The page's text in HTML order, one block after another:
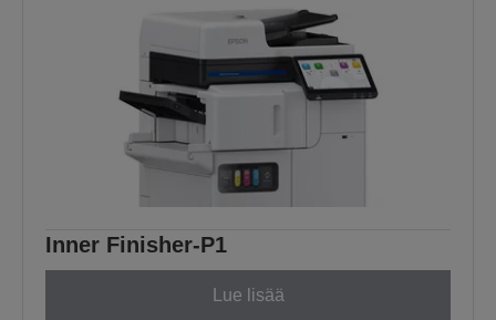
Inner Finisher-P1
Lue lisää